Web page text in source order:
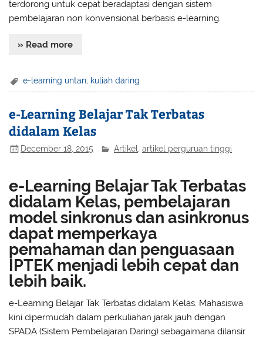
terdorong untuk cepat beradaptasi dengan sistem
pembelajaran non konvensional berbasis e-learning.
» Read more
e-learning untan kuliah daring
e-Learning Belajar Tak Terbatas
didalam Kelas
December 18, 2015 Artikel ,artikel perguruan tinggi
e-Learning Belajar Tak Terbatas
didalam Kelas, pembelajaran
model sinkronus dan asinkronus
dapat memperkaya
pemahaman dan penguasaan
IPTEK menjadi lebih cepat dan
lebih baik.
e-Learning Belajar Tak Terbatas didalam Kelas. Mahasiswa
kini dipermudah dalam perkuliahan jarak jauh dengan
SPADA (Sistem Pembelajaran Daring) sebagaimana dilansir